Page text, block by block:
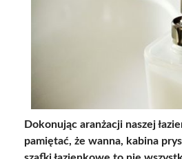
Dokonując aranżacji naszej
pamiętać, że wanna, kabina